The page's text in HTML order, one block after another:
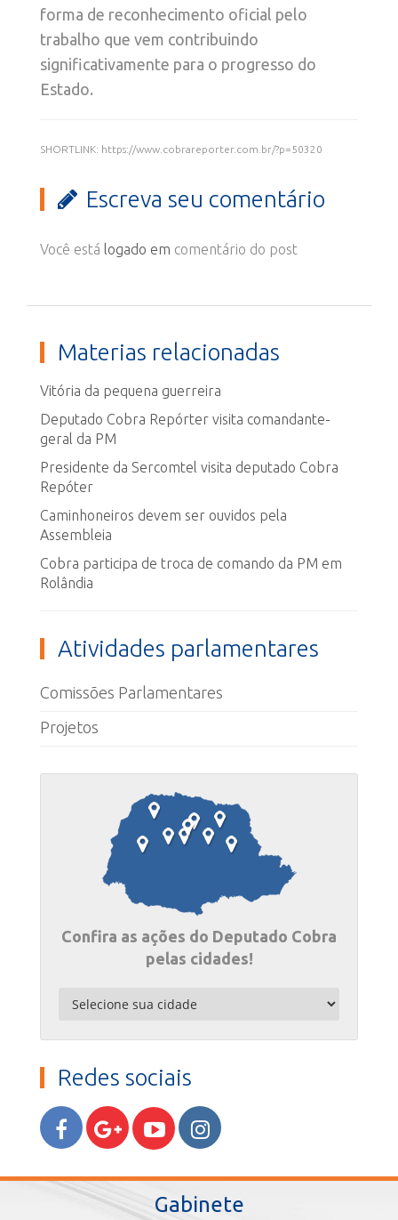
forma de reconhecimento oficial pelo
trabalho que vem contribuindo
significativamente para o progresso do
Estado.
SHORTLINK: https://www.cobrareporter.com.br/?p=50320
Escreva seu comentário
Você está logado em comentário do post
Materias relacionadas
Vitória da pequena guerreira
Deputado Cobra Repórter visita comandante-
geral da PM
Presidente da Sercomtel visita deputado Cobra
Repóter
Caminhoneiros devem ser ouvidos pela
Assembleia
Cobra participa de troca de comando da PM em
Rolândia
Atividades parlamentares
Comissões Parlamentares
Projetos
Confira as ações do Deputado Cobra
pelas cidades!
Redes sociais
Gabinete